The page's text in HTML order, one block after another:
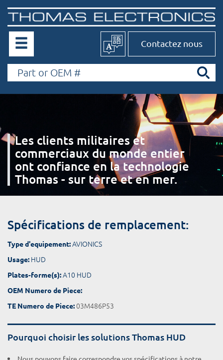
Contactez nous
Les clients militaires et
commerciaux du monde entier
ont confiance en la technologie
Thomas - sur terre et en mer.
Spécifications de remplacement:
Type d'equipement:AVIONICS
Usage: HUD
Plates-forme(s):A10 HUD
OEM Numero de Piece:
TE Numero de Piece:03M486P53
Pourquoi choisir les solutions Thomas HUD